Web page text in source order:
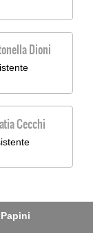
Dioni
Cecchi